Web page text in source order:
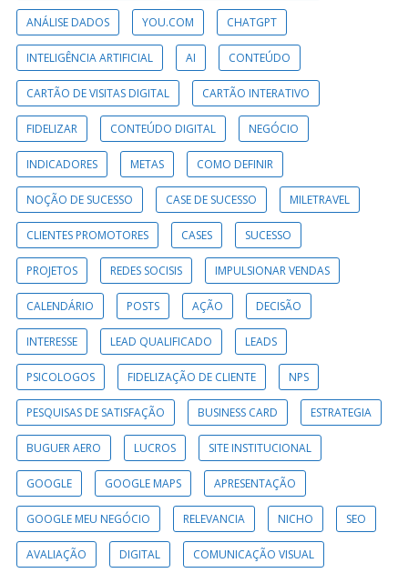
ANÁLISE DADOS YOU.COM CHATGPT
INTELIGÊNCIA ARTIFICIAL AI CONTEÚDO
CARTÃO DE VISITAS DIGITAL CARTÃO INTERATIVO
FIDELIZAR CONTEÚDO DIGITAL NEGÓCIO
INDICADORES METAS COMO DEFINIR
NOÇÃO DE SUCESSO CASE DE SUCESSO MILETRAVEL
CLIENTES PROMOTORES CASES SUCESSO
PROJETOS REDES SOCISIS IMPULSIONAR VENDAS
CALENDÁRIO POSTS AÇÃO DECISÃO
INTERESSE LEAD QUALIFICADO LEADS
PSICOLOGOS FIDELIZAÇÃO DE CLIENTE NPS
PESQUISAS DE SATISFAÇÃO BUSINESS CARD ESTRATEGIA
BUGUER AERO LUCROS SITE INSTITUCIONAL
GOOGLE GOOGLE MAPS APRESENTAÇÃO
GOOGLE MEU NEGÓCIO RELEVANCIA NICHO SEO
AVALIAÇÃO DIGITAL COMUNICAÇÃO VISUAL